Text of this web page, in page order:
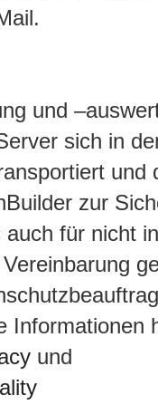
und
sich in
und
zur
für nicht
Informationen
und